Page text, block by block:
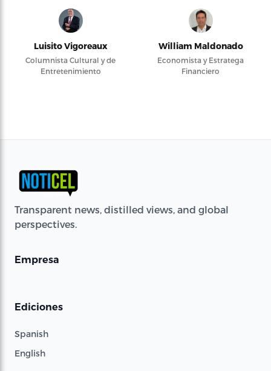
Luisito Vigoreaux
Columnista Cultural y de
Entretenimiento
William Maldonado
Economista y Estratega
Financiero
Transparent news, distilled views, and global
perspectives.
Empresa
Ediciones
Spanish
English